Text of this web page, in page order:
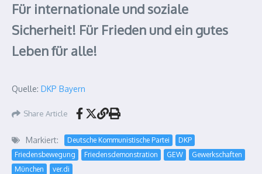
Für internationale und soziale
Sicherheit! Für Frieden und ein gutes
Leben für alle!
Quelle: DKP Bayern
Share Article
Markiert: Deutsche Kommunistische Partei
DKP
Friedensbewegung
Friedensdemonstration GEW
Gewerkschaften
München
ver.di